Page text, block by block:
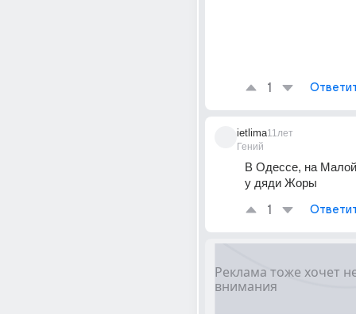
1
ietlima
Гений
11лет
В Одессе, на
у дяди Жоры
1